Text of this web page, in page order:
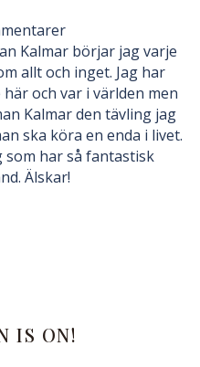
Kalmar börjar jag varje
allt och inget. Jag har
och var i världen men
Kalmar den tävling jag
ska köra en enda i livet.
har så fantastisk
Älskar!
IS ON!